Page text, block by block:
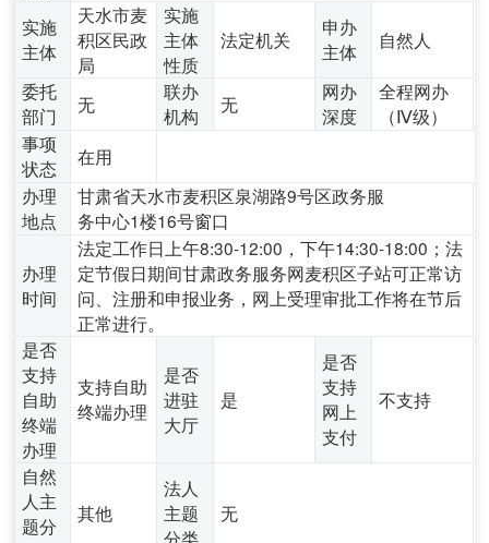
实施
主体
天水市麦
积区民政
局
实施
主体
性质
法定机关
申办
主体
自然人
委托
部门
无
联办
机构
无
网办
深度
全程网办
（Ⅳ级）
事项
状态
在用
办理
地点
甘肃省天水市麦积区泉湖路9号区政务服
务中心1楼16号窗口
办理
时间
法定工作日上午8:30-12:00，下午14:30-18:00；法
定节假日期间甘肃政务服务网麦积区子站可正常访
问、注册和申报业务，网上受理审批工作将在节后
正常进行。
是否
支持
自助
终端
办理
支持自助
终端办理
是否
进驻
大厅
是
是否
支持
网上
支付
不支持
自然
人主
题分
其他
法人
主题
分类
无